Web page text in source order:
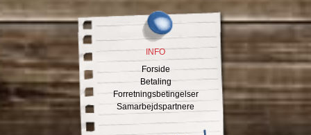
INFO
Forside
Betaling
Forretningsbetingelser
Samarbejdspartnere